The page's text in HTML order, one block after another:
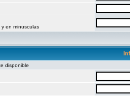
en minusculas
disponible